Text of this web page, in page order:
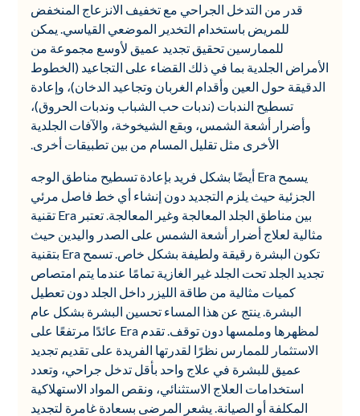
قدر من التدخل الجراحي مع تخفيف الانزعاج المنخفض
للمريض باستخدام التخدير الموضعي القياسي. يمكن
للممارسين تحقيق تجديد عميق لأوسع مجموعة من
الأمراض الجلدية بما في ذلك القضاء على التجاعيد (الخطوط
الدقيقة حول العين وأقدام الغربان وتجاعيد الدخان)، وإعادة
تسطيح الندبات (ندبات حب الشباب وندبات الحروق)،
وأضرار أشعة الشمس، وبقع الشيخوخة، والآفات الجلدية
الأخرى مثل تقليل المسام من بين تطبيقات أخرى.
يسمح Era أيضًا بشكل فريد بإعادة تسطيح مناطق الوجه
الجزئية حيث يلزم التجديد دون إنشاء أي خط فاصل مرئي
بين مناطق الجلد المعالجة وغير المعالجة. تعتبر Era تقنية
مثالية لعلاج أضرار أشعة الشمس على الصدر واليدين حيث
تكون البشرة رقيقة ولطيفة بشكل خاص. تسمح Era بتقنية
تجديد الجلد تحت الجلد غير الغازية تمامًا عندما يتم امتصاص
كميات مثالية من طاقة الليزر داخل الجلد دون تعطيل
البشرة. ينتج عن هذا المساء تحسين البشرة بشكل عام
لمظهرها وملمسها دون توقف. تقدم Era عائدًا مرتفعًا على
الاستثمار للممارس نظرًا لقدرتها الفريدة على تقديم تجديد
عميق للبشرة في علاج واحد بأقل تدخل جراحي، وتعدد
استخدامات العلاج الاستثنائي، ونقص المواد الاستهلاكية
المكلفة أو الصيانة. يشعر المرضى بسعادة غامرة لتجديد